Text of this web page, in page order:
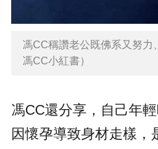
馮CC稱讚老公既佛系又努
馮CC小紅書）
馮CC還分享，自己年
因懷孕導致身材走樣，